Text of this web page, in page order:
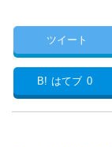
ツイート
B! はてブ 0